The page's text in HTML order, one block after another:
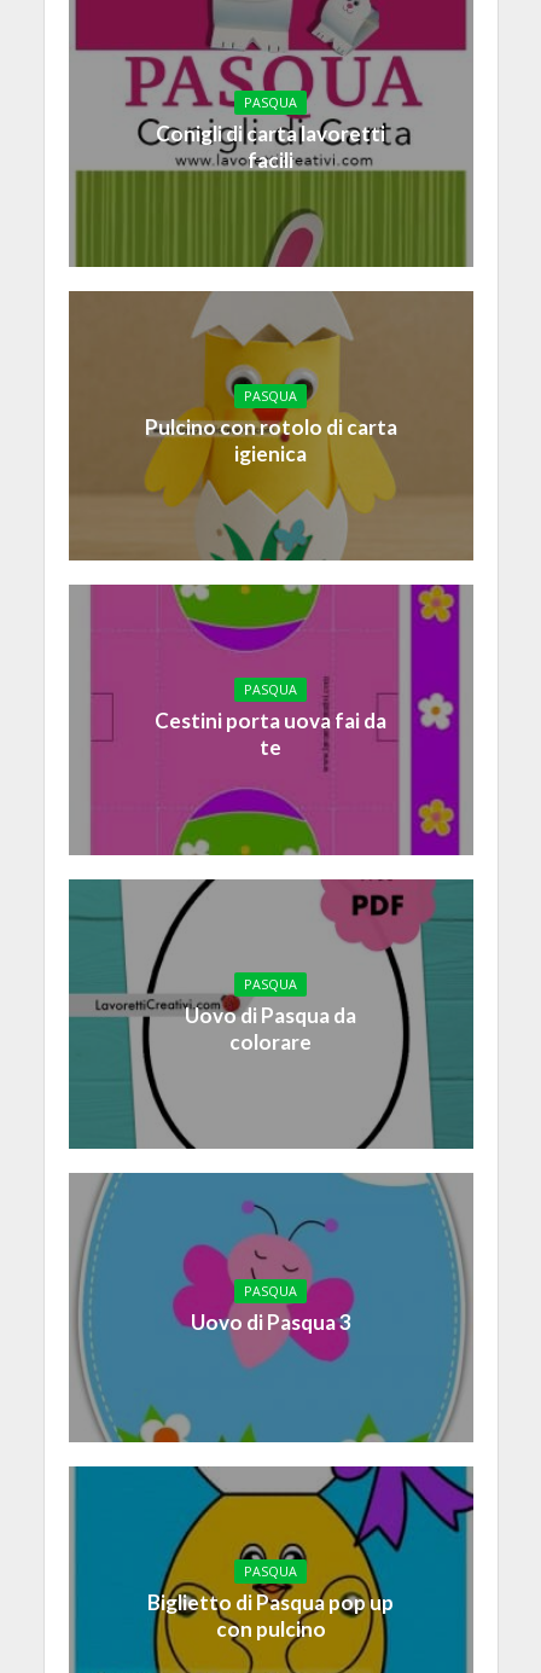
PASQUA
Conigli di carta lavoretti
facili
PASQUA
Pulcino con rotolo di carta
igienica
PASQUA
Cestini porta uova fai da
te
PASQUA
Uovo di Pasqua da
colorare
PASQUA
Uovo di Pasqua 3
PASQUA
Biglietto di Pasqua pop up
con pulcino